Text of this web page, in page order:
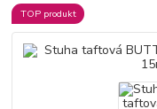
TOP produkt